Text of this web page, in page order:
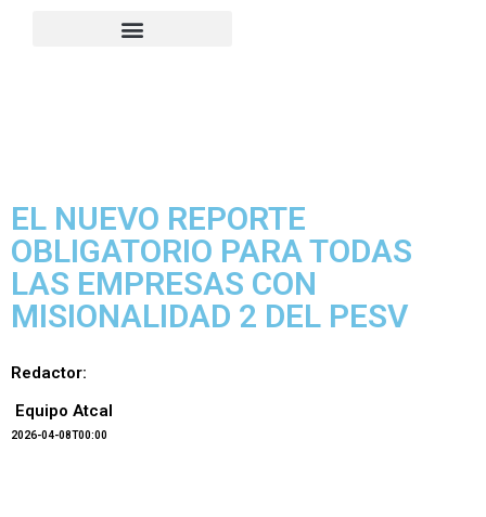
EL NUEVO REPORTE
OBLIGATORIO PARA TODAS
LAS EMPRESAS CON
MISIONALIDAD 2 DEL PESV
Redactor:
Equipo Atcal
2026-04-08T00:00